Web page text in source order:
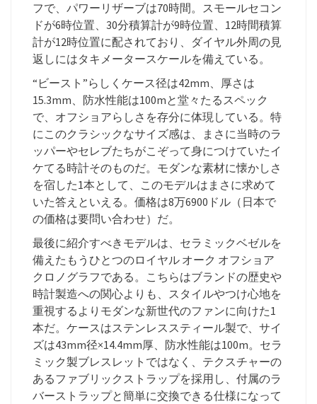
フで、パワーリザーブは70時間。スモールセコン
ドが6時位置、30分積算計が9時位置、12時間積算
計が12時位置に配されており、ダイヤル外周の見
返しにはタキメータースケールを備えている。
“ビースト”らしくケース径は42mm、厚さは
15.3mm、防水性能は100mと堂々たるスペック
で、オフショアらしさを存分に体現している。特
にこのクラシックなサイズ感は、まさに当時のラ
ッパーやセレブたちがこぞって身につけていたイ
ケてる時計そのものだ。モダンな素材に懐かしさ
を宿した1本として、このモデルはまさに求めて
いた答えといえる。価格は8万6900ドル（日本で
の価格は要問い合わせ）だ。
最後に紹介すべきモデルは、セラミックベゼルを
備えたもうひとつのロイヤル オーク オフショア
クロノグラフである。こちらはブランドの歴史や
時計製造への関心よりも、スタイルやつけ心地を
重視するよりモダンな新世代のファンに向けた1
本だ。ケースはステンレススティール製で、サイ
ズは43mm径×14.4mm厚、防水性能は100m。セラ
ミック製ブレスレットではなく、テクスチャーの
あるファブリックストラップを採用し、付属のラ
バーストラップと簡単に交換できる仕様になって